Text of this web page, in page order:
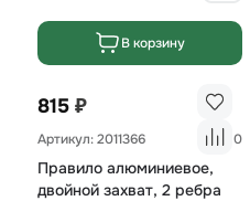
В корзину
815 ₽
Артикул: 2011366 0
Правило алюминиевое,
двойной захват, 2 ребра